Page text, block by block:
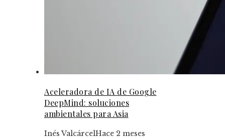
Aceleradora de IA de Google
DeepMind: soluciones
ambientales para Asia
Inés ValcárcelHace 2 meses